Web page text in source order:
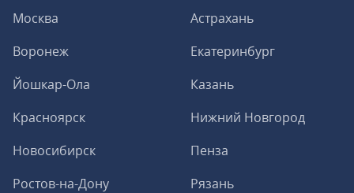
Москва
Астрахань
Воронеж
Екатеринбург
Йошкар-Ола
Казань
Красноярск
Нижний Новгород
Новосибирск
Пенза
Ростов-на-Дону
Рязань